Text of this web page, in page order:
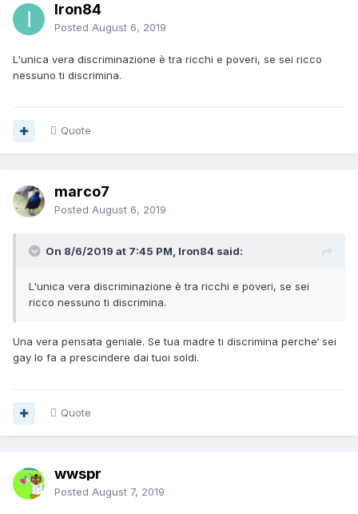
Iron84
Posted August 6, 2019
L'unica vera discriminazione è tra ricchi e poveri, se sei ricco
nessuno ti discrimina.
Quote
marco7
Posted August 6, 2019
On 8/6/2019 at 7:45 PM, Iron84 said:
L'unica vera discriminazione è tra ricchi e poveri, se sei
ricco nessuno ti discrimina.
Una vera pensata geniale. Se tua madre ti discrimina perche‘ sei
gay lo fa a prescindere dai tuoi soldi.
Quote
wwspr
Posted August 7, 2019